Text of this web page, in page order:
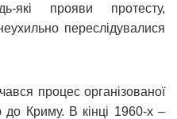
які прояви протесту,
переслідувалися
процес організованої
до Криму. В кінці 1960-х –